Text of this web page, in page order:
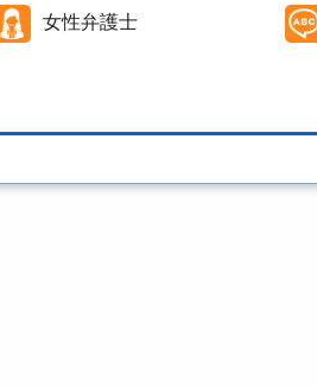
女性弁護士